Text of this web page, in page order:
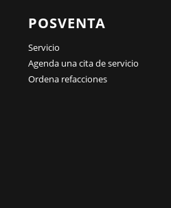
POSVENTA
Servicio
Agenda una cita de servicio
Ordena refacciones